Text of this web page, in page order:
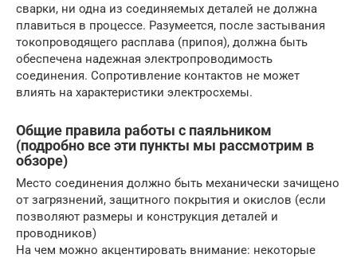
сварки, ни одна из соединяемых деталей не должна
плавиться в процессе. Разумеется, после застывания
токопроводящего расплава (припоя), должна быть
обеспечена надежная электропроводимость
соединения. Сопротивление контактов не может
влиять на характеристики электросхемы.
Общие правила работы с паяльником
(подробно все эти пункты мы рассмотрим в
обзоре)
Место соединения должно быть механически зачищено
от загрязнений, защитного покрытия и окислов (если
позволяют размеры и конструкция деталей и
проводников)
На чем можно акцентировать внимание: некоторые